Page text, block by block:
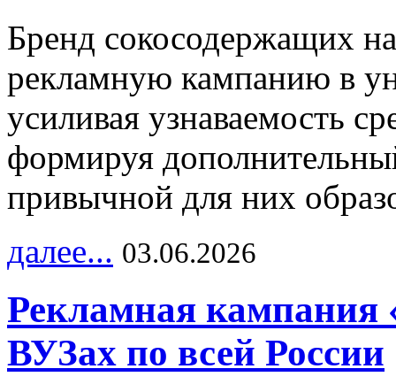
Бренд сокосодержащих
рекламную кампанию в
усиливая узнаваемость
формируя
привычной для них
далее... 03.06.2026
Рекламная кампания
ВУЗах по всей России